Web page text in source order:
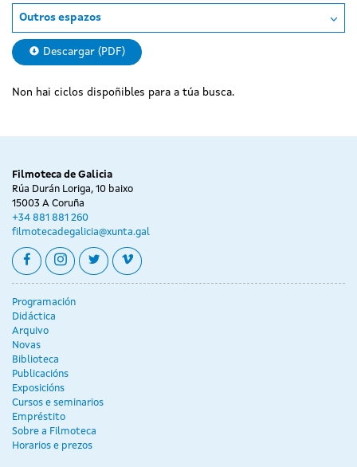
Outros espazos
Descargar (PDF)
Non hai ciclos dispoñibles para a túa busca.
Filmoteca de Galicia
Rúa Durán Loriga, 10 baixo
15003 A Coruña
+34 881 881 260
filmotecadegalicia@xunta.gal
facebookinstagram
twittervimeo
Programación
Didáctica
Arquivo
Novas
Biblioteca
Publicacións
Exposicións
Cursos e seminarios
Empréstito
Sobre a Filmoteca
Horarios e prezos